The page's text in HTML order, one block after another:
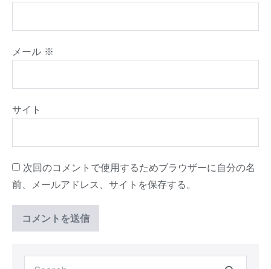
メール ※
サイト
次回のコメントで使用するためブラウザーに自分の名
前、メールアドレス、サイトを保存する。